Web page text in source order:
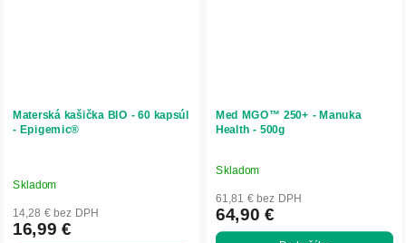
Materská kašička BIO - 60 kapsúl
- Epigemic®
Skladom
14,28 € bez DPH
16,99 €
Med MGO™ 250+ - Manuka
Health - 500g
Priemerné
hodnotenie
produktu
je
Skladom
61,81 € bez DPH
64,90 €